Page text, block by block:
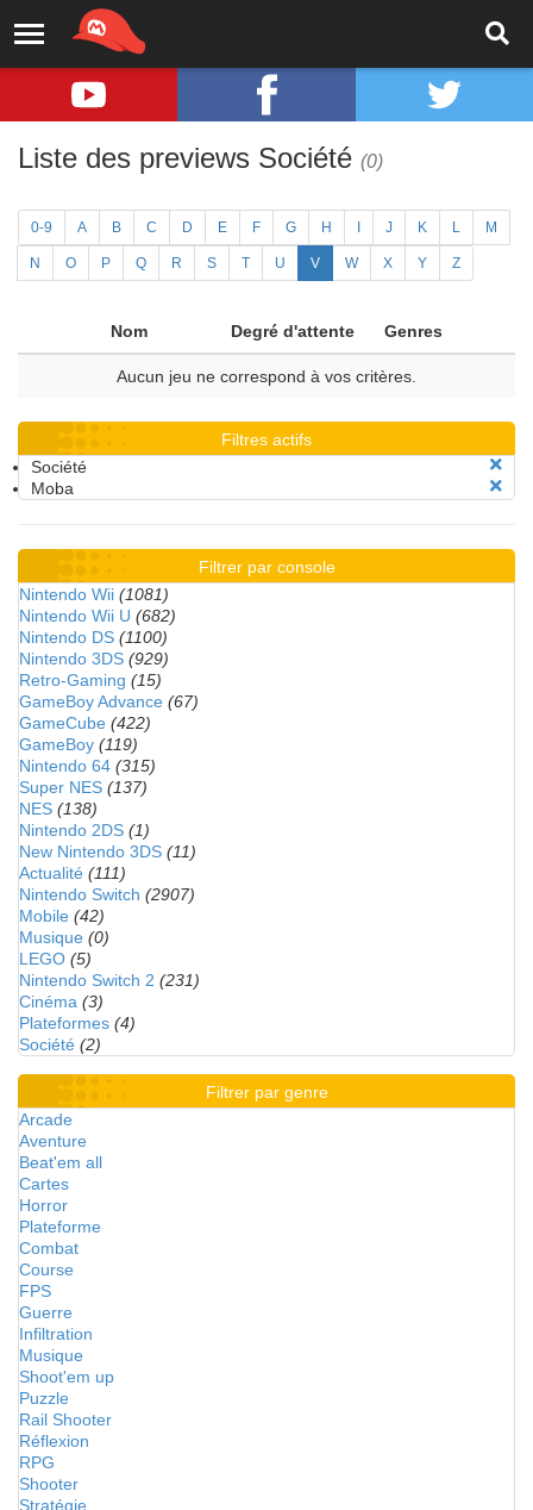
Liste des previews Société (0)
0-9 A B C D E F G H J K L M
N O P Q R S T U V W X Y Z
Nom Degré d'attente Genres
Aucun jeu ne correspond à vos critères.
Filtres actifs
Société
Moba
Filtrer par console
Nintendo Wii (1081)
Nintendo Wii U (682)
Nintendo DS (1100)
Nintendo 3DS (929)
Retro-Gaming (15)
GameBoy Advance (67)
GameCube (422)
GameBoy (119)
Nintendo 64 (315)
Super NES (137)
NES (138)
Nintendo 2DS (1)
New Nintendo 3DS (11)
Actualité (111)
Nintendo Switch (2907)
Mobile (42)
Musique (0)
LEGO (5)
Nintendo Switch 2 (231)
Cinéma (3)
Plateformes (4)
Société (2)
Filtrer par genre
Arcade
Aventure
Beat'em all
Cartes
Horror
Plateforme
Combat
Course
FPS
Guerre
Infiltration
Musique
Shoot'em up
Puzzle
Rail Shooter
Réflexion
RPG
Shooter
Stratégie